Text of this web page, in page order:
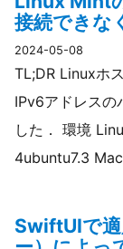
接続できな
2024-05-08
TL;DR Linuxホ
IPv6アドレスの
した． 環境
4ubuntu7.3
SwiftUIで